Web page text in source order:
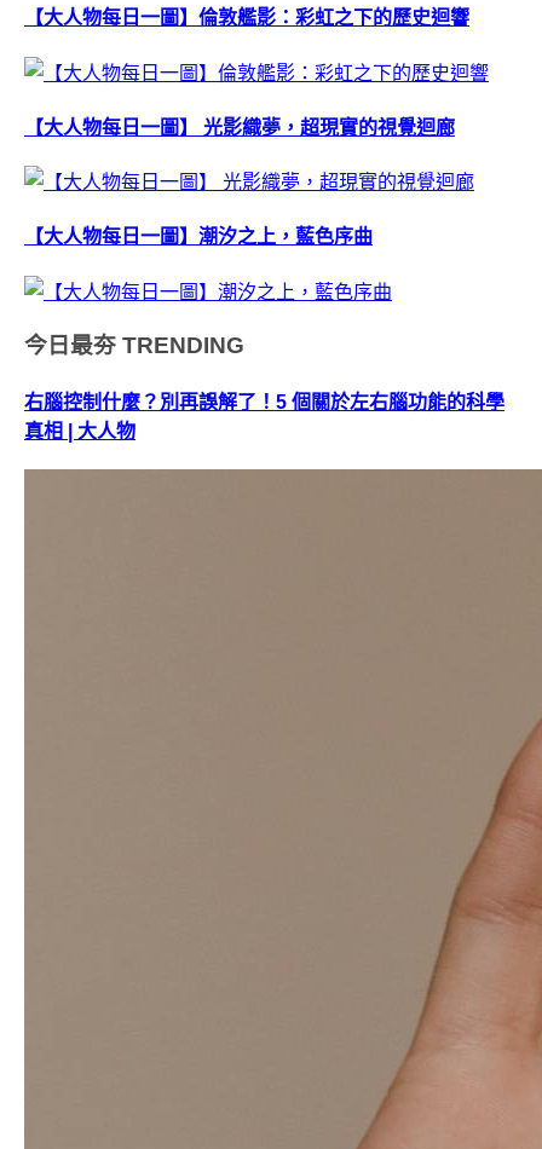
【大人物每日一圖】倫敦艦影：彩虹之下的歷史迴響
【大人物每日一圖】 光影織夢，超現實的視覺迴廊
【大人物每日一圖】潮汐之上，藍色序曲
今日最夯 TRENDING
右腦控制什麼？別再誤解了！5 個關於左右腦功能的科學
真相 | 大人物